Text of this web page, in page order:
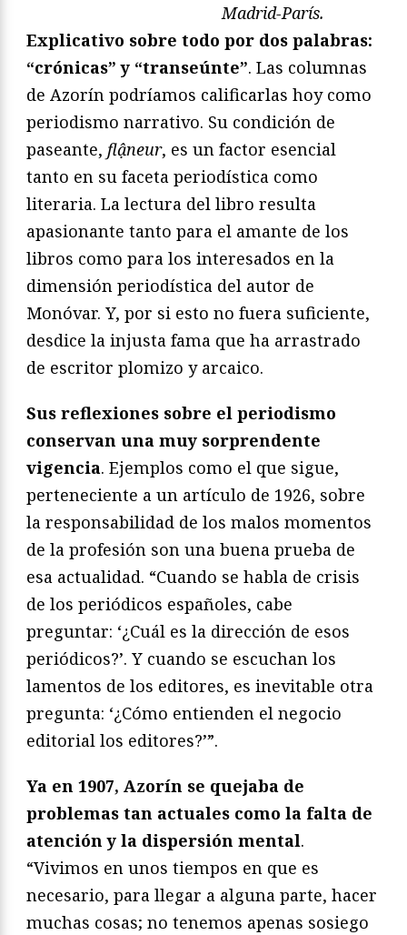
Madrid-París.
Explicativo sobre todo por dos palabras:
“crónicas” y “transeúnte”. Las columnas
de Azorín podríamos calificarlas hoy como
periodismo narrativo. Su condición de
paseante, flậneur, es un factor esencial
tanto en su faceta periodística como
literaria. La lectura del libro resulta
apasionante tanto para el amante de los
libros como para los interesados en la
dimensión periodística del autor de
Monóvar. Y, por si esto no fuera suficiente,
desdice la injusta fama que ha arrastrado
de escritor plomizo y arcaico.
Sus reflexiones sobre el periodismo
conservan una muy sorprendente
vigencia. Ejemplos como el que sigue,
perteneciente a un artículo de 1926, sobre
la responsabilidad de los malos momentos
de la profesión son una buena prueba de
esa actualidad. “Cuando se habla de crisis
de los periódicos españoles, cabe
preguntar: ‘¿Cuál es la dirección de esos
periódicos?’. Y cuando se escuchan los
lamentos de los editores, es inevitable otra
pregunta: ‘¿Cómo entienden el negocio
editorial los editores?’”.
Ya en 1907, Azorín se quejaba de
problemas tan actuales como la falta de
atención y la dispersión mental.
“Vivimos en unos tiempos en que es
necesario, para llegar a alguna parte, hacer
muchas cosas; no tenemos apenas sosiego